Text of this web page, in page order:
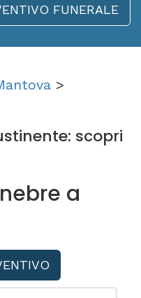
FUNERALE
>
scopri
a